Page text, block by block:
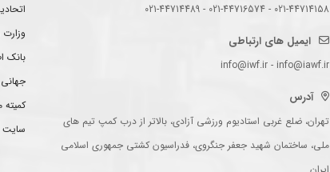
021-44714158 - 021-44716574 - 021-44714489
ایمیل های ارتباطی
info@iwf.ir - info@iawf.ir
آدرس
تهران، ضلع غربی استادیوم ورزشی آزادی، بالاتر از درب کمپ تیم های
ملی، ساختمان شهید جعفر جنگروی، فدراسیون کشتی جمهوری اسلامی
بانک
جهانی
سایت